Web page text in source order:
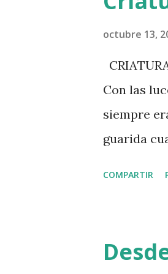
defenderla
empezado
encantan
tanto
octubre 13,
Con las
siempre
guarida
COMPARTIR